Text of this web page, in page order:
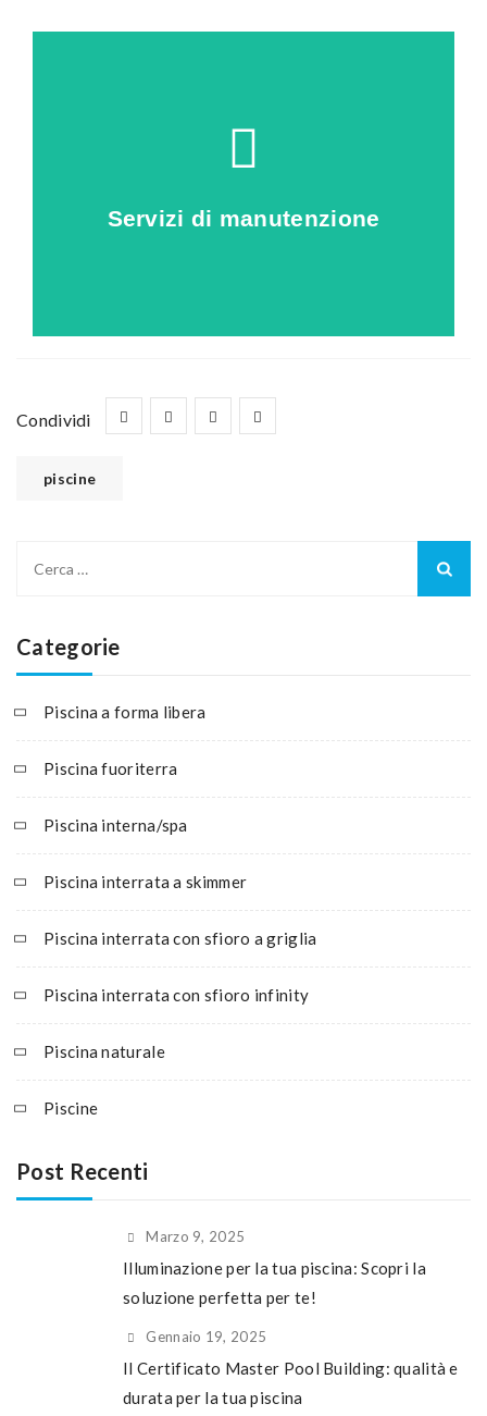
Servizi di manutenzione
scopri come proteggere la tua
Condividi
piscine
Categorie
Piscina a forma libera
Piscina fuoriterra
Piscina interna/spa
Piscina interrata a skimmer
Piscina interrata con sfioro a griglia
Piscina interrata con sfioro infinity
Piscina naturale
Piscine
Post Recenti
Marzo 9, 2025
Illuminazione per la tua piscina: Scopri la
soluzione perfetta per te!
Gennaio 19, 2025
Il Certificato Master Pool Building: qualità e
durata per la tua piscina